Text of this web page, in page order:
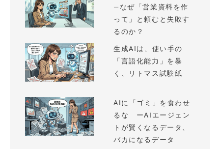
—なぜ「営業資料を作
って」と頼むと失敗す
るのか？
生成AIは、使い手の
「言語化能力」を暴
く、リトマス試験紙
AIに「ゴミ」を食わせ
るな ーAIエージェン
トが賢くなるデータ、
バカになるデータ